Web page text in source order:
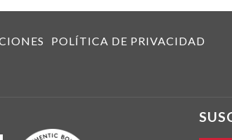
POLÍTICA DE PRIVACIDAD